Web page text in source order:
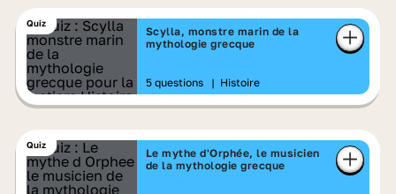
Quiz
Scylla, monstre marin de la
mythologie grecque
5 questions | Histoire
Quiz
Le mythe d'Orphée, le musicien
de la mythologie grecque